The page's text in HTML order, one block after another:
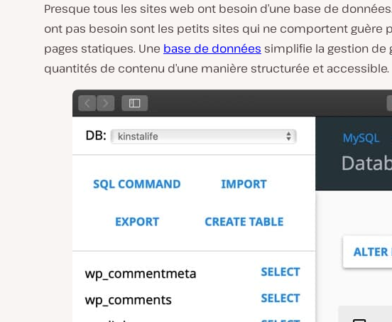
Presque tous les sites web ont besoin d’une base de données.
ont pas besoin sont les petits sites qui ne comportent guère
pages statiques. Une base de données simplifie la gestion de
quantités de contenu d’une manière structurée et accessible.